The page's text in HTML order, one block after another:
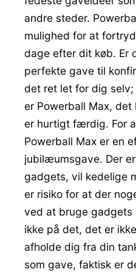
andre steder.
mulighed for at
dage efter dit køb. Er
perfekte gave til
det ret let for dig
er Powerball Max,
er hurtigt færdig. For
Powerball Max er en
jubilæumsgave. Der
gadgets, vil kedelige
er risiko for at der
ved at bruge
ikke på det, det er
afholde dig fra din
som gave, faktisk er